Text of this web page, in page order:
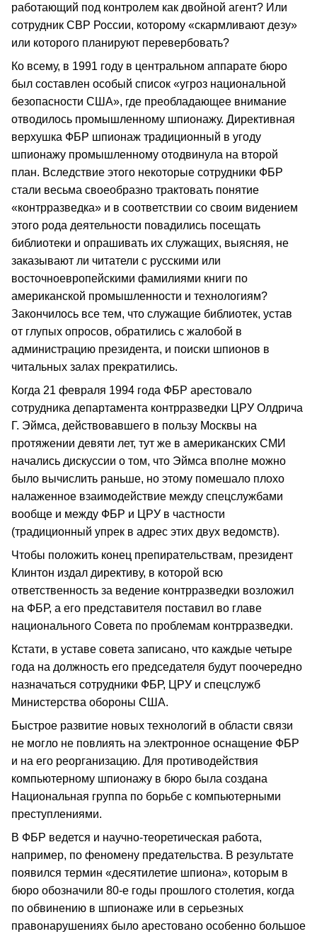
работающий под контролем как двойной агент? Или
сотрудник СВР России, которому «скармливают дезу»
или которого планируют перевербовать?
Ко всему, в 1991 году в центральном аппарате бюро
был составлен особый список «угроз национальной
безопасности США», где преобладающее внимание
отводилось промышленному шпионажу. Директивная
верхушка ФБР шпионаж традиционный в угоду
шпионажу промышленному отодвинула на второй
план. Вследствие этого некоторые сотрудники ФБР
стали весьма своеобразно трактовать понятие
«контрразведка» и в соответствии со своим видением
этого рода деятельности повадились посещать
библиотеки и опрашивать их служащих, выясняя, не
заказывают ли читатели с русскими или
восточноевропейскими фамилиями книги по
американской промышленности и технологиям?
Закончилось все тем, что служащие библиотек, устав
от глупых опросов, обратились с жалобой в
администрацию президента, и поиски шпионов в
читальных залах прекратились.
Когда 21 февраля 1994 года ФБР арестовало
сотрудника департамента контрразведки ЦРУ Олдрича
Г. Эймса, действовавшего в пользу Москвы на
протяжении девяти лет, тут же в американских СМИ
начались дискуссии о том, что Эймса вполне можно
было вычислить раньше, но этому помешало плохо
налаженное взаимодействие между спецслужбами
вообще и между ФБР и ЦРУ в частности
(традиционный упрек в адрес этих двух ведомств).
Чтобы положить конец препирательствам, президент
Клинтон издал директиву, в которой всю
ответственность за ведение контрразведки возложил
на ФБР, а его представителя поставил во главе
национального Совета по проблемам контрразведки.
Кстати, в уставе совета записано, что каждые четыре
года на должность его председателя будут поочередно
назначаться сотрудники ФБР, ЦРУ и спецслужб
Министерства обороны США.
Быстрое развитие новых технологий в области связи
не могло не повлиять на электронное оснащение ФБР
и на его реорганизацию. Для противодействия
компьютерному шпионажу в бюро была создана
Национальная группа по борьбе с компьютерными
преступлениями.
В ФБР ведется и научно-теоретическая работа,
например, по феномену предательства. В результате
появился термин «десятилетие шпиона», которым в
бюро обозначили 80-е годы прошлого столетия, когда
по обвинению в шпионаже или в серьезных
правонарушениях было арестовано особенно большое